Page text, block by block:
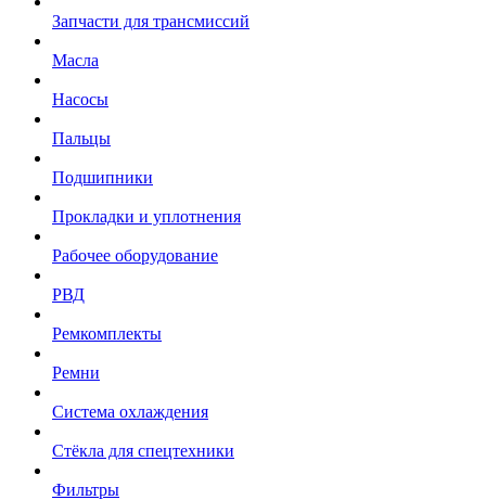
Запчасти для трансмиссий
Масла
Насосы
Пальцы
Подшипники
Прокладки и уплотнения
Рабочее оборудование
РВД
Ремкомплекты
Ремни
Система охлаждения
Стёкла для спецтехники
Фильтры